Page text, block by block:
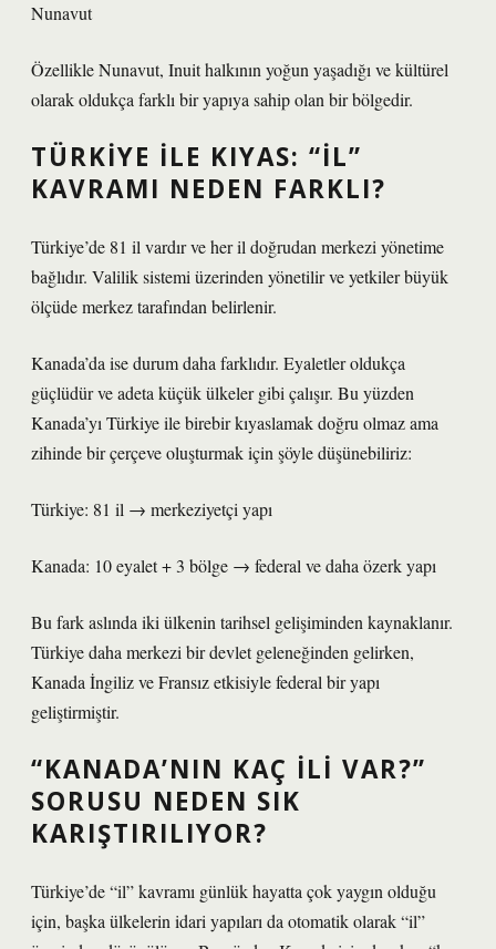
Nunavut
Özellikle Nunavut, Inuit halkının yoğun yaşadığı ve kültürel
olarak oldukça farklı bir yapıya sahip olan bir bölgedir.
TÜRKIYE ILE KIYAS: “IL”
KAVRAMI NEDEN FARKLI?
Türkiye’de 81 il vardır ve her il doğrudan merkezi yönetime
bağlıdır. Valilik sistemi üzerinden yönetilir ve yetkiler büyük
ölçüde merkez tarafından belirlenir.
Kanada’da ise durum daha farklıdır. Eyaletler oldukça
güçlüdür ve adeta küçük ülkeler gibi çalışır. Bu yüzden
Kanada’yı Türkiye ile birebir kıyaslamak doğru olmaz ama
zihinde bir çerçeve oluşturmak için şöyle düşünebiliriz:
Türkiye: 81 il → merkeziyetçi yapı
Kanada: 10 eyalet + 3 bölge → federal ve daha özerk yapı
Bu fark aslında iki ülkenin tarihsel gelişiminden kaynaklanır.
Türkiye daha merkezi bir devlet geleneğinden gelirken,
Kanada İngiliz ve Fransız etkisiyle federal bir yapı
geliştirmiştir.
“KANADA’NIN KAÇ ILI VAR?”
SORUSU NEDEN SIK
KARIŞTIRILIYOR?
Türkiye’de “il” kavramı günlük hayatta çok yaygın olduğu
için, başka ülkelerin idari yapıları da otomatik olarak “il”